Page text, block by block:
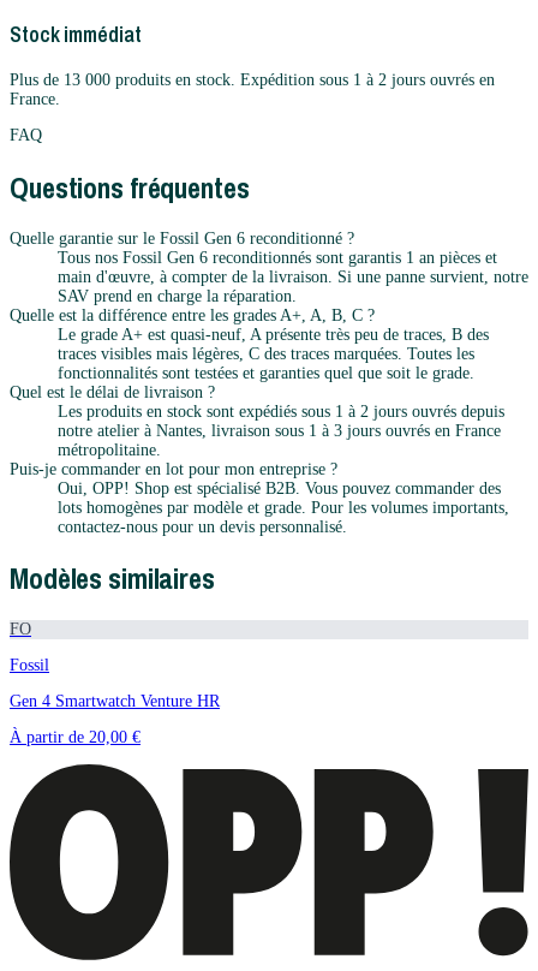
Stock immédiat
Plus de 13 000 produits en stock. Expédition sous 1 à 2 jours ouvrés en
France.
FAQ
Questions fréquentes
Quelle garantie sur le Fossil Gen 6 reconditionné ?
Tous nos Fossil Gen 6 reconditionnés sont garantis 1 an pièces et
main d'œuvre, à compter de la livraison. Si une panne survient, notre
SAV prend en charge la réparation.
Quelle est la différence entre les grades A+, A, B, C ?
Le grade A+ est quasi-neuf, A présente très peu de traces, B des
traces visibles mais légères, C des traces marquées. Toutes les
fonctionnalités sont testées et garanties quel que soit le grade.
Quel est le délai de livraison ?
Les produits en stock sont expédiés sous 1 à 2 jours ouvrés depuis
notre atelier à Nantes, livraison sous 1 à 3 jours ouvrés en France
métropolitaine.
Puis-je commander en lot pour mon entreprise ?
Oui, OPP! Shop est spécialisé B2B. Vous pouvez commander des
lots homogènes par modèle et grade. Pour les volumes importants,
contactez-nous pour un devis personnalisé.
Modèles similaires
FO
Fossil
Gen 4 Smartwatch Venture HR
À partir de 20,00 €